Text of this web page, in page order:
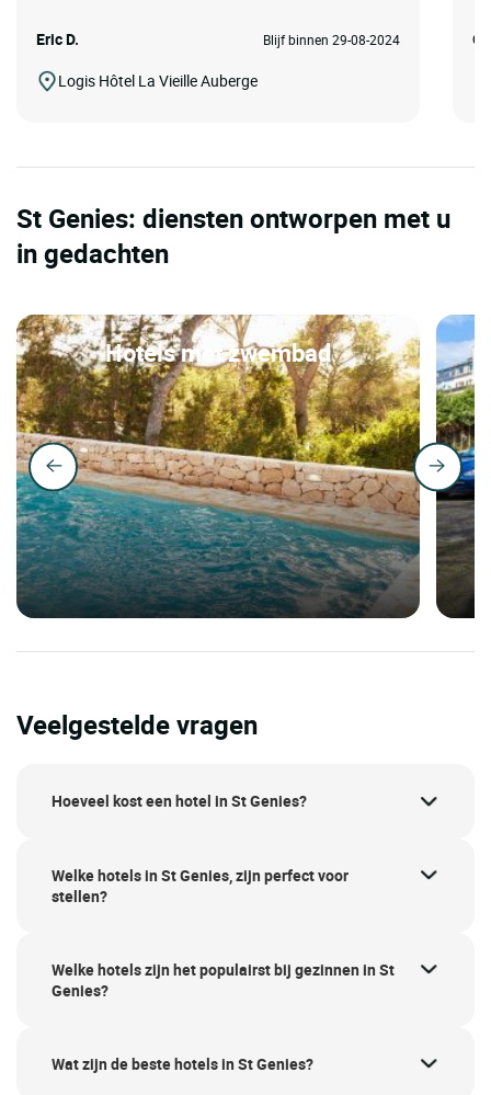
Eric D. Blijf binnen 29-08-2024
Logis Hôtel La Vieille Auberge
St Genies: diensten ontworpen met u
in gedachten
Hotels met zwembad
Veelgestelde vragen
Hoeveel kost een hotel in St Genies?
Welke hotels in St Genies, zijn perfect voor
stellen?
Welke hotels zijn het populairst bij gezinnen in St
Genies?
Wat zijn de beste hotels in St Genies?